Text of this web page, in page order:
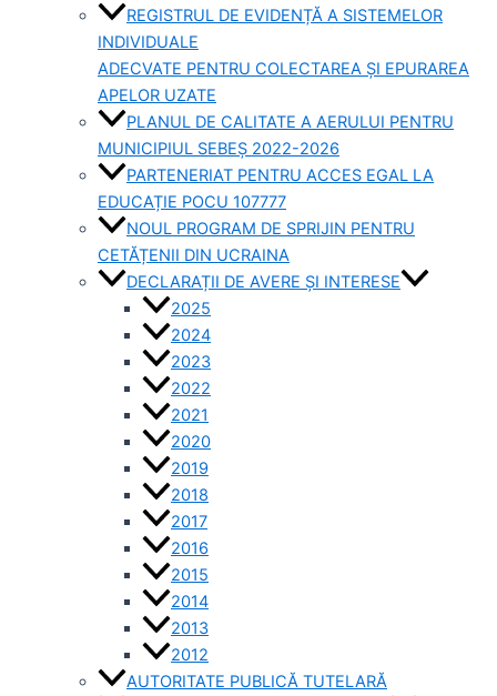
REGISTRUL DE EVIDENȚĂ A SISTEMELOR
INDIVIDUALE
ADECVATE PENTRU COLECTAREA ȘI EPURAREA
APELOR UZATE
PLANUL DE CALITATE A AERULUI PENTRU
MUNICIPIUL SEBEȘ 2022-2026
PARTENERIAT PENTRU ACCES EGAL LA
EDUCAȚIE POCU 107777
NOUL PROGRAM DE SPRIJIN PENTRU
CETĂȚENII DIN UCRAINA
DECLARAȚII DE AVERE ȘI INTERESE
2025
2024
2023
2022
2021
2020
2019
2018
2017
2016
2015
2014
2013
2012
AUTORITATE PUBLICĂ TUTELARĂ